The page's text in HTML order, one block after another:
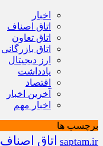
اخبار
اتاق اصناف
اتاق تعاون
اتاق بازرگانی
ارز دیجیتال
یادداشت
اقتصاد
آخرین اخبار
اخبار مهم
برچسب ها
saptam.ir اتاق اصناف